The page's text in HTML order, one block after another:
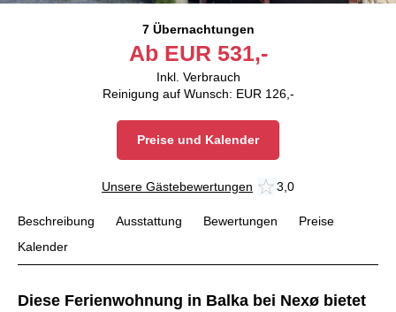
7 Übernachtungen
Ab EUR 531,-
Inkl. Verbrauch
Reinigung auf Wunsch: EUR 126,-
Preise und Kalender
Unsere Gästebewertungen 3,0
Beschreibung Ausstattung Bewertungen
Preise
Kalender
Diese Ferienwohnung in Balka bei Nexø bietet